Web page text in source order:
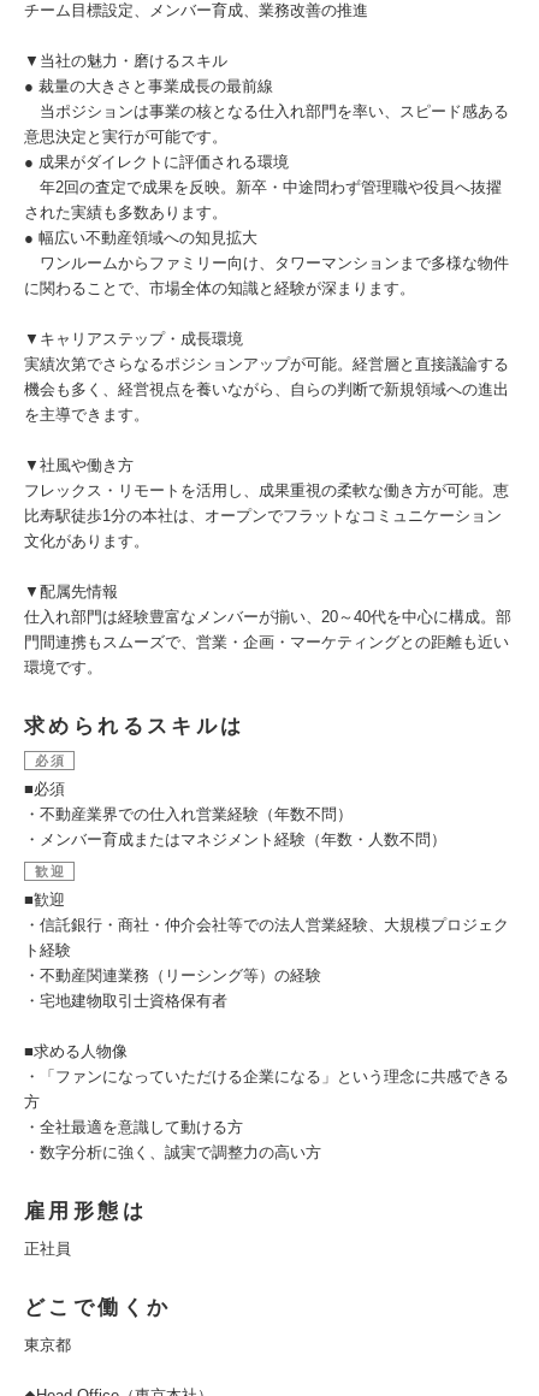
チーム目標設定、メンバー育成、業務改善の推進
▼当社の魅力・磨けるスキル
● 裁量の大きさと事業成長の最前線
当ポジションは事業の核となる仕入れ部門を率い、スピード感ある
意思決定と実行が可能です。
● 成果がダイレクトに評価される環境
年2回の査定で成果を反映。新卒・中途問わず管理職や役員へ抜擢
された実績も多数あります。
● 幅広い不動産領域への知見拡大
ワンルームからファミリー向け、タワーマンションまで多様な物件
に関わることで、市場全体の知識と経験が深まります。
▼キャリアステップ・成長環境
実績次第でさらなるポジションアップが可能。経営層と直接議論する
機会も多く、経営視点を養いながら、自らの判断で新規領域への進出
を主導できます。
▼社風や働き方
フレックス・リモートを活用し、成果重視の柔軟な働き方が可能。恵
比寿駅徒歩1分の本社は、オープンでフラットなコミュニケーション
文化があります。
▼配属先情報
仕入れ部門は経験豊富なメンバーが揃い、20～40代を中心に構成。部
門間連携もスムーズで、営業・企画・マーケティングとの距離も近い
環境です。
求められるスキルは
必須
■必須
・不動産業界での仕入れ営業経験（年数不問）
・メンバー育成またはマネジメント経験（年数・人数不問）
歓迎
■歓迎
・信託銀行・商社・仲介会社等での法人営業経験、大規模プロジェク
ト経験
・不動産関連業務（リーシング等）の経験
・宅地建物取引士資格保有者
■求める人物像
・「ファンになっていただける企業になる」という理念に共感できる
方
・全社最適を意識して動ける方
・数字分析に強く、誠実で調整力の高い方
雇用形態は
正社員
どこで働くか
東京都